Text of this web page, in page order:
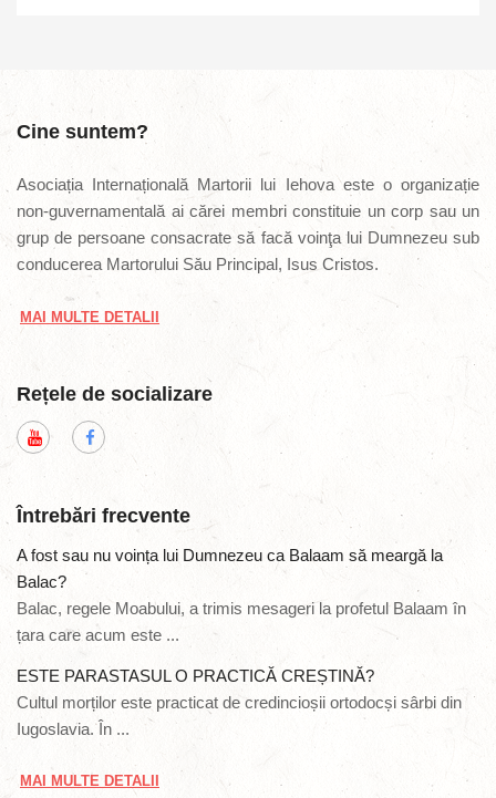
Cine suntem?
Asociația Internațională Martorii lui Iehova este o organizație
non-guvernamentală ai cărei membri constituie un corp sau un
grup de persoane consacrate să facă voinţa lui Dumnezeu sub
conducerea Martorului Său Principal, Isus Cristos.
MAI MULTE DETALII
Rețele de socializare
Întrebări frecvente
A fost sau nu voința lui Dumnezeu ca Balaam să meargă la
Balac?
Balac, regele Moabului, a trimis mesageri la profetul Balaam în
țara care acum este ...
ESTE PARASTASUL O PRACTICĂ CREȘTINĂ?
Cultul morților este practicat de credincioșii ortodocși sârbi din
Iugoslavia. În ...
MAI MULTE DETALII